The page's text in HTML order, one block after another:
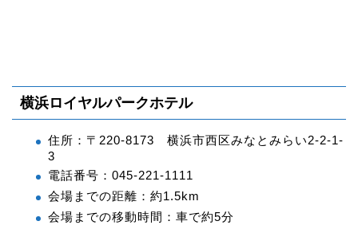
横浜ロイヤルパークホテル
住所：〒220-8173 横浜市西区みなとみらい2-2-1-
3
電話番号：045-221-1111
会場までの距離：約1.5km
会場までの移動時間：車で約5分